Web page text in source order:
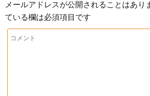
メールアドレスが公開されることはあり
ている欄は必須項目です